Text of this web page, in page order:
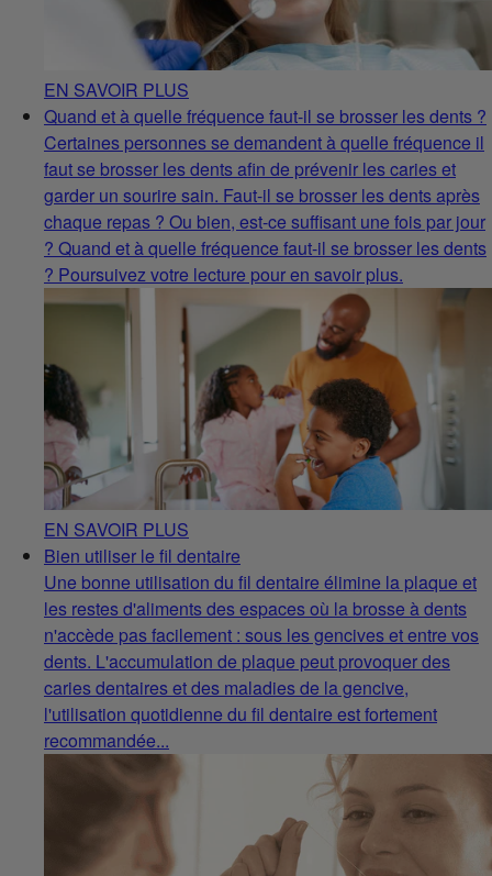
EN SAVOIR PLUS
Quand et à quelle fréquence faut-il se brosser les dents ?
Certaines personnes se demandent à quelle fréquence il
faut se brosser les dents afin de prévenir les caries et
garder un sourire sain. Faut-il se brosser les dents après
chaque repas ? Ou bien, est-ce suffisant une fois par jour
? Quand et à quelle fréquence faut-il se brosser les dents
? Poursuivez votre lecture pour en savoir plus.
EN SAVOIR PLUS
Bien utiliser le fil dentaire
Une bonne utilisation du fil dentaire élimine la plaque et
les restes d'aliments des espaces où la brosse à dents
n'accède pas facilement : sous les gencives et entre vos
dents. L'accumulation de plaque peut provoquer des
caries dentaires et des maladies de la gencive,
l'utilisation quotidienne du fil dentaire est fortement
recommandée...